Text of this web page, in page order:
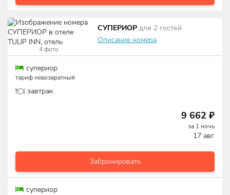
4 фото
СУПЕРИОР для 2 гостей
Описание номера
супериор
тариф невозвратный
завтрак
9 662 ₽
за 1 ночь
17 авг.
Забронировать
супериор